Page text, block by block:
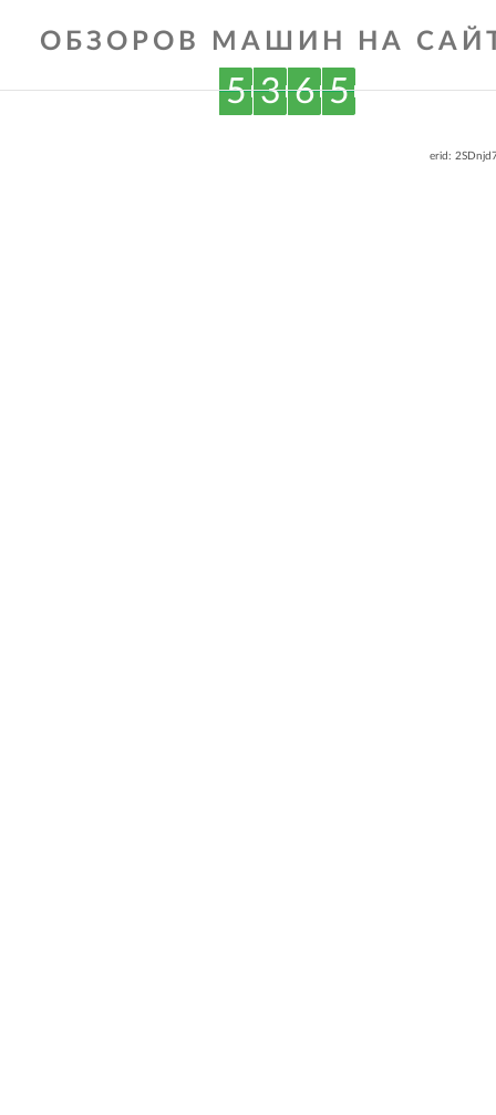
ОБЗОРОВ МАШИН НА
5 3 6 5
erid: